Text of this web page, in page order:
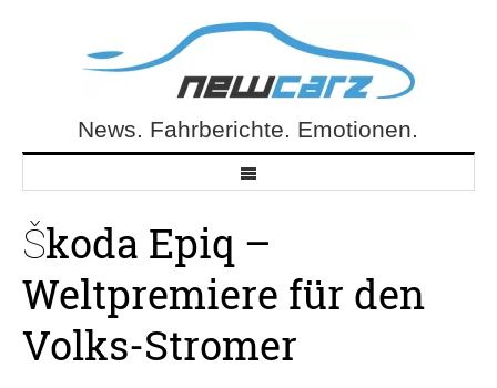
NewCarz.deNews. Fahrberichte. Emotionen.
Škoda Epiq –
Weltpremiere für den
Volks-Stromer